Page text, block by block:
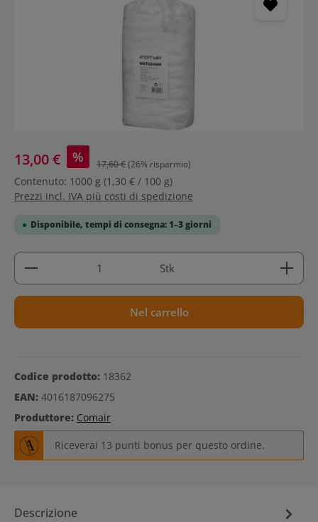
13,00 € % 17,60 €(26% risparmio)
Contenuto: 1000 g (1,30 € / 100 g)
Prezzi incl. IVA più costi di spedizione
Disponibile, tempi di consegna: 1–3 giorni
Quantità del prodotto: inserisci la quantità
Stk
Nel carrello
Codice prodotto: 18362
EAN: 4016187096275
Produttore: Comair
Riceverai 13 punti bonus per questo ordine.
Descrizione